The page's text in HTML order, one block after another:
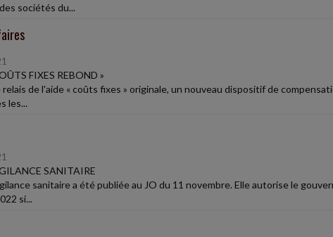
sociétés du...
FIXES REBOND »
relais de l'aide « coûts fixes » originale, un nouveau dispositif de
les...
SANITAIRE
sanitaire a été publiée au JO du 11 novembre. Elle autorise le
si...